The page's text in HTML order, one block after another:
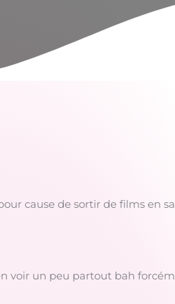
cause de sortir de films en
voir un peu partout bah